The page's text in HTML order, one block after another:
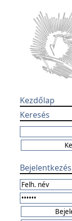
Kezdőlap
Keresés
Bejelentkezés